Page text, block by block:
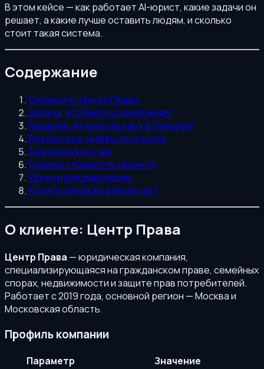
В этом кейсе — как работает AI-юрист, какие задачи он
решает, а какие лучше оставить людям, и сколько
стоит такая система.
Содержание
О клиенте: Центр Права
Задача: что было до внедрения
Решение: AI-консультант в Telegram
Результаты: цифры до и после
Технологии и стек
Сроки и стоимость проекта
Уроки и рекомендации
Хотите такой же результат?
О клиенте: Центр Права
Центр Права — юридическая компания,
специализирующаяся на гражданском праве, семейных
спорах, недвижимости и защите прав потребителей.
Работает с 2019 года, основной регион — Москва и
Московская область.
Профиль компании
Параметр
Значение